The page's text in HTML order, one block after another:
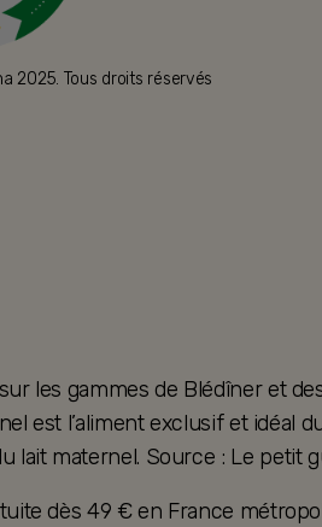
2025. Tous droits réservés
les gammes de Blédîner et
est l’aliment exclusif et idéal
lait maternel. Source : Le petit
dès 49 € en France